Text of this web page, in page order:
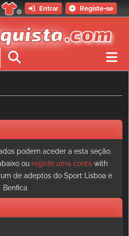
Entrar Registe-se
podem aceder a esta seção.
ou registe uma conta with
de adeptos do Sport Lisboa e
Benfica